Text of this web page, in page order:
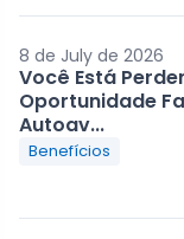
8 de July de 2026
Você Está
Oportunidade
Autoav...
Benefícios